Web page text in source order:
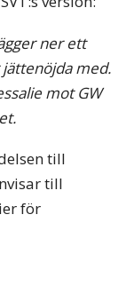
ner ett
med.
mot GW
till
till
för